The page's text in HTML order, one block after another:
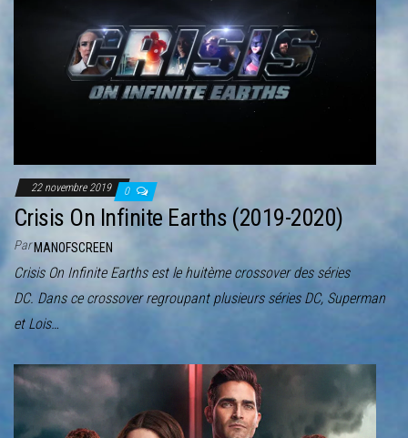
22 novembre 2019 0
Crisis On Infinite Earths (2019-2020)
ParMANOFSCREEN
Crisis On Infinite Earths est le huitème crossover des séries
DC. Dans ce crossover regroupant plusieurs séries DC, Superman
et Lois…